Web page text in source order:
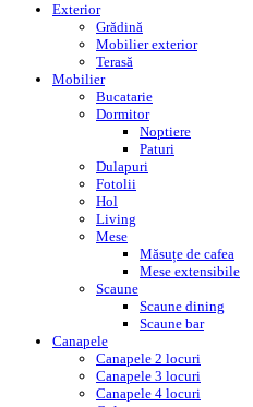
Exterior
Grădină
Mobilier exterior
Terasă
Mobilier
Bucatarie
Dormitor
Noptiere
Paturi
Dulapuri
Fotolii
Hol
Living
Mese
Măsuțe de cafea
Mese extensibile
Scaune
Scaune dining
Scaune bar
Canapele
Canapele 2 locuri
Canapele 3 locuri
Canapele 4 locuri